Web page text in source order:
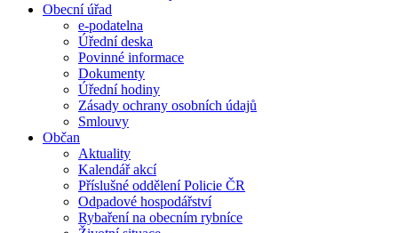
Obecní úřad
e-podatelna
Úřední deska
Povinné informace
Dokumenty
Úřední hodiny
Zásady ochrany osobních údajů
Smlouvy
Občan
Aktuality
Kalendář akcí
Příslušné oddělení Policie ČR
Odpadové hospodářství
Rybaření na obecním rybníce